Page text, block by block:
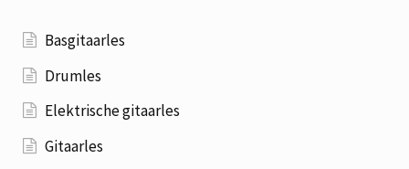
Basgitaarles
Drumles
Elektrische gitaarles
Gitaarles